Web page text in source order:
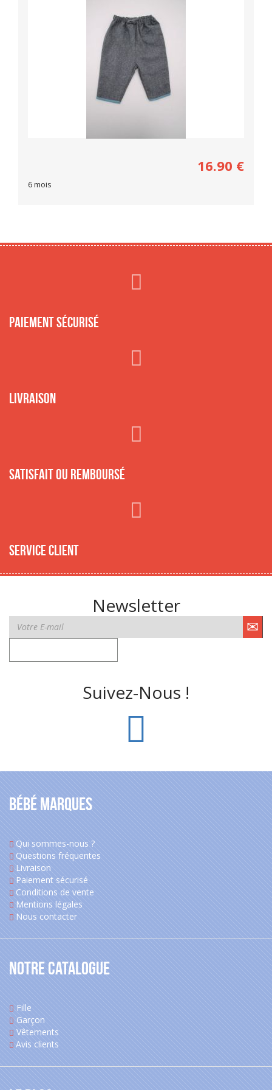
16.90 €
6 mois
Paiement sécurisé
Livraison
Satisfait ou remboursé
Service client
Newsletter
Suivez-Nous !
Bébé Marques
Qui sommes-nous ?
Questions fréquentes
Livraison
Paiement sécurisé
Conditions de vente
Mentions légales
Nous contacter
Notre catalogue
Fille
Garçon
Vêtements
Avis clients